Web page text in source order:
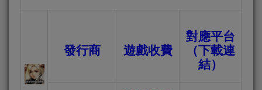
發行商 遊戲收費
對應平台
（下載連
結）